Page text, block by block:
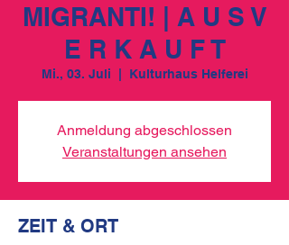
MIGRANTI! | A U S V
E R K A U F T
Mi., 03. Juli Kulturhaus Helferei
Anmeldung abgeschlossen
Veranstaltungen ansehen
ZEIT & ORT